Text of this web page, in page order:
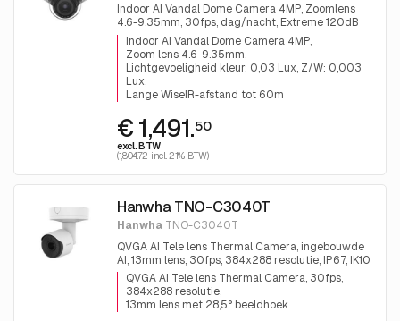
Indoor AI Vandal Dome Camera 4MP, Zoomlens
4.6-9.35mm, 30fps, dag/nacht, Extreme 120dB
WDR, IP52, IK10, WiseIR afstand 60m
Indoor AI Vandal Dome Camera 4MP
Zoom lens 4.6-9.35mm
Lichtgevoeligheid kleur: 0,03 Lux, Z/W: 0,003
Lux
Lange WiseIR-afstand tot 60m
€ 1,491.50
excl. BTW
(1,804.72 incl. 21% BTW)
Hanwha TNO-C3040T
Hanwha TNO-C3040T
QVGA AI Tele lens Thermal Camera, ingebouwde
AI, 13mm lens, 30fps, 384x288 resolutie, IP67, IK10
QVGA AI Tele lens Thermal Camera, 30fps
384x288 resolutie
13mm lens met 28,5° beeldhoek